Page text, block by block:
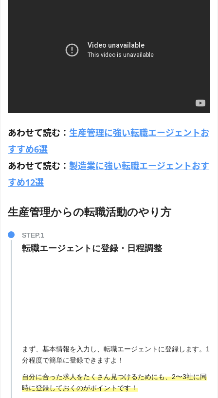
あわせて読む： 生産管理に強い転職エージェントお
すすめ6選
あわせて読む： 製造業に強い転職エージェントおす
すめ12選
生産管理からの転職活動のやり方
転職エージェントに登録・日程調整
まず、基本情報を入力し、転職エージェントに登録します。1
分程度で簡単に登録できますよ！
自分に合った求人をたくさん見つけるためにも、2〜3社に同
時に登録しておくのがポイントです！